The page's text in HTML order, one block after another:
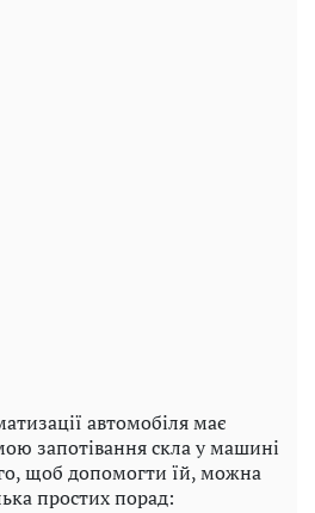
автомобіля має
запотівання скла у машині
щоб допомогти їй, можна
простих порад: